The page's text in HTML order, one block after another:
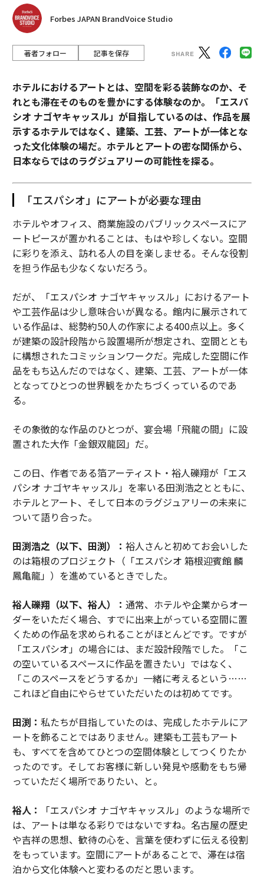
連載
フィンランド幸せ哲学
advertisement
Forbes JAPAN BrandVoice Studio
著者フォロー 記事を保存
ホテルにおけるアートとは、空間を彩る装飾なのか、そ
れとも滞在そのものを豊かにする体験なのか。「エスパ
シオ ナゴヤキャッスル」が目指しているのは、作品を展
示するホテルではなく、建築、工芸、アートが一体とな
った文化体験の場だ。ホテルとアートの密な関係から、
日本ならではのラグジュアリーの可能性を探る。
「エスパシオ」にアートが必要な理由
ホテルやオフィス、商業施設のパブリックスペースにア
ートピースが置かれることは、もはや珍しくない。空間
に彩りを添え、訪れる人の目を楽しませる。そんな役割
を担う作品も少なくないだろう。
だが、「エスパシオ ナゴヤキャッスル」におけるアート
や工芸作品は少し意味合いが異なる。館内に展示されて
いる作品は、総勢約50人の作家による400点以上。多く
が建築の設計段階から設置場所が想定され、空間ととも
に構想されたコミッションワークだ。完成した空間に作
品をもち込んだのではなく、建築、工芸、アートが一体
となってひとつの世界観をかたちづくっているのであ
る。
その象徴的な作品のひとつが、宴会場「飛龍の間」に設
置された大作「金銀双龍図」だ。
この日、作者である箔アーティスト・裕人礫翔が「エス
パシオ ナゴヤキャッスル」を率いる田渕浩之とともに、
ホテルとアート、そして日本のラグジュアリーの未来に
ついて語り合った。
田渕浩之（以下、田渕）： 裕人さんと初めてお会いした
のは箱根のプロジェクト（「エスパシオ 箱根迎賓館 麟
鳳亀龍」）を進めているときでした。
裕人礫翔（以下、裕人）： 通常、ホテルや企業からオー
ダーをいただく場合、すでに出来上がっている空間に置
くための作品を求められることがほとんどです。ですが
「エスパシオ」の場合には、まだ設計段階でした。「こ
の空いているスペースに作品を置きたい」ではなく、
「このスペースをどうするか」一緒に考えるという……
これほど自由にやらせていただいたのは初めてです。
田渕： 私たちが目指していたのは、完成したホテルにア
ートを飾ることではありません。建築も工芸もアート
も、すべてを含めてひとつの空間体験としてつくりたか
ったのです。そしてお客様に新しい発見や感動をもち帰
っていただく場所でありたい、と。
裕人：
「エスパシオ ナゴヤキャッスル」のような場所で
は、アートは単なる彩りではないですね。名古屋の歴史
や吉祥の思想、歓待の心を、言葉を使わずに伝える役割
をもっています。空間にアートがあることで、滞在は宿
泊から文化体験へと変わるのだと思います。